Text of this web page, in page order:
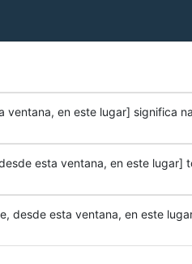
ventana, en este lugar] significa
esta ventana, en este lugar]
desde esta ventana, en este